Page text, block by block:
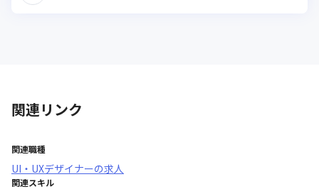
関連リンク
関連職種
UI・UXデザイナーの求人
関連スキル